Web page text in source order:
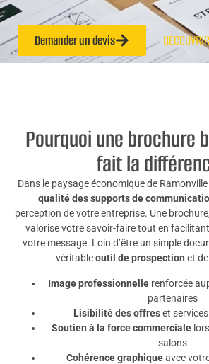
Demander un devis
Pourquoi une brochure
fait la
Dans le paysage économique de
qualité des supports de
perception de votre entreprise. Une
valorise votre savoir-faire tout en
votre message. Loin d’être un simple
véritableoutil de prospection et
Image professionnelle renforcée
partenaires
Lisibilité des offreset
Soutien à la force commercialelors
salons
Cohérence graphiqueavec